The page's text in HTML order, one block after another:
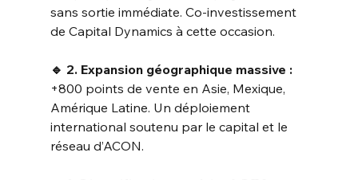
sans sortie immédiate. Co-investissement
de Capital Dynamics à cette occasion.
🔹 2. Expansion géographique massive :
+800 points de vente en Asie, Mexique,
Amérique Latine. Un déploiement
international soutenu par le capital et le
réseau d’ACON.